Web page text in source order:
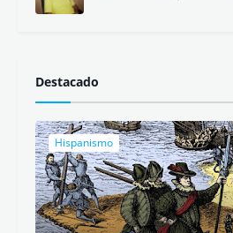
Destacado
Hispanismo